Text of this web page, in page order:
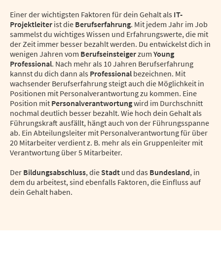
Einer der wichtigsten Faktoren für dein Gehalt als IT-
Projektleiter ist die Berufserfahrung. Mit jedem Jahr im Job
sammelst du wichtiges Wissen und Erfahrungswerte, die mit
der Zeit immer besser bezahlt werden. Du entwickelst dich in
wenigen Jahren vom Berufseinsteigerzum Young
Professional. Nach mehr als 10 Jahren Berufserfahrung
kannst du dich dann als Professional bezeichnen. Mit
wachsender Berufserfahrung steigt auch die Möglichkeit in
Positionen mit Personalverantwortung zu kommen. Eine
Position mit Personalverantwortungwird im Durchschnitt
nochmal deutlich besser bezahlt. Wie hoch dein Gehalt als
Führungskraft ausfällt, hängt auch von der Führungsspanne
ab. Ein Abteilungsleiter mit Personalverantwortung für über
20 Mitarbeiter verdient z. B. mehr als ein Gruppenleiter mit
Verantwortung über 5 Mitarbeiter.
Der Bildungsabschluss, die Stadt und das Bundesland, in
dem du arbeitest, sind ebenfalls Faktoren, die Einfluss auf
dein Gehalt haben.